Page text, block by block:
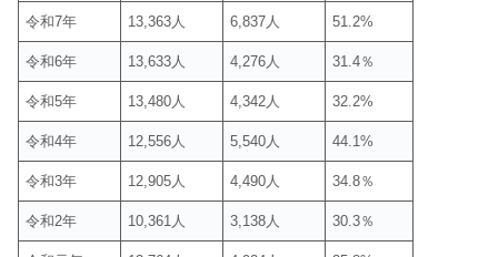
令和7年 13,363人 6,837人 51.2%
令和6年 13,633人 4,276人 31.4％
令和5年 13,480人 4,342人 32.2%
令和4年 12,556人 5,540人 44.1%
令和3年 12,905人 4,490人 34.8％
令和2年 10,361人 3,138人 30.3％